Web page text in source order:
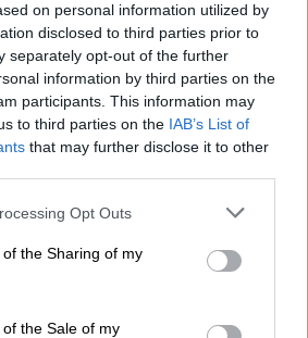
on personal information utilized by
disclosed to third parties prior to
separately opt-out of the further
information by third parties on the
participants. This information may
to third parties on the IAB’s List of
that may further disclose it to other
Opt Outs
the Sharing of my
the Sale of my
δισ. το 2026, η «ακτινογραφία» της
η δυναμική επιστροφή της
η CrediaBank
επιστημονική κοινότητα παρέπεμψε
ο Έλληνας χειρουργός Χρήστος
& Healthcare Analyst, διευθυντής
Ομίλου HHG